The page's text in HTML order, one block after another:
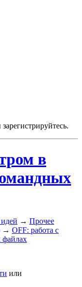
в
→ Прочее
→ OFF: работа с
файлах
или